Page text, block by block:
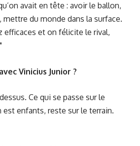
avait en tête : avoir le ballon,
mettre du monde dans la surface.
efficaces et on félicite le rival,
Vinicius Junior ?
Ce qui se passe sur le
est enfants, reste sur le terrain.